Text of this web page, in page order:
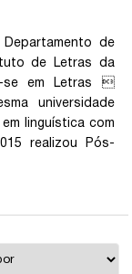
de
de Letras da
se em Letras 
universidade
linguística com
realizou Pós-